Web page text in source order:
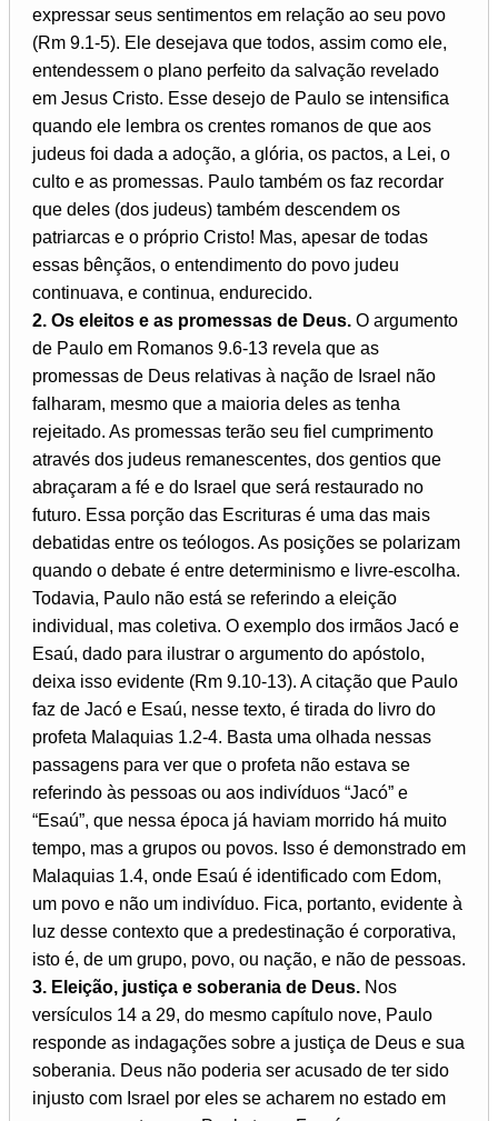
expressar seus sentimentos em relação ao seu povo
(Rm 9.1-5). Ele desejava que todos, assim como ele,
entendessem o plano perfeito da salvação revelado
em Jesus Cristo. Esse desejo de Paulo se intensifica
quando ele lembra os crentes romanos de que aos
judeus foi dada a adoção, a glória, os pactos, a Lei, o
culto e as promessas. Paulo também os faz recordar
que deles (dos judeus) também descendem os
patriarcas e o próprio Cristo! Mas, apesar de todas
essas bênçãos, o entendimento do povo judeu
continuava, e continua, endurecido.
2. Os eleitos e as promessas de Deus. O argumento
de Paulo em Romanos 9.6-13 revela que as
promessas de Deus relativas à nação de Israel não
falharam, mesmo que a maioria deles as tenha
rejeitado. As promessas terão seu fiel cumprimento
através dos judeus remanescentes, dos gentios que
abraçaram a fé e do Israel que será restaurado no
futuro. Essa porção das Escrituras é uma das mais
debatidas entre os teólogos. As posições se polarizam
quando o debate é entre determinismo e livre-escolha.
Todavia, Paulo não está se referindo a eleição
individual, mas coletiva. O exemplo dos irmãos Jacó e
Esaú, dado para ilustrar o argumento do apóstolo,
deixa isso evidente (Rm 9.10-13). A citação que Paulo
faz de Jacó e Esaú, nesse texto, é tirada do livro do
profeta Malaquias 1.2-4. Basta uma olhada nessas
passagens para ver que o profeta não estava se
referindo às pessoas ou aos indivíduos “Jacó” e
“Esaú”, que nessa época já haviam morrido há muito
tempo, mas a grupos ou povos. Isso é demonstrado em
Malaquias 1.4, onde Esaú é identificado com Edom,
um povo e não um indivíduo. Fica, portanto, evidente à
luz desse contexto que a predestinação é corporativa,
isto é, de um grupo, povo, ou nação, e não de pessoas.
3. Eleição, justiça e soberania de Deus. Nos
versículos 14 a 29, do mesmo capítulo nove, Paulo
responde as indagações sobre a justiça de Deus e sua
soberania. Deus não poderia ser acusado de ter sido
injusto com Israel por eles se acharem no estado em